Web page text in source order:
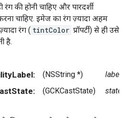
की होनी चाहिए और पारदर्शी
चाहिए. इमेज का रंग ज़्यादा अहम
रंग ( tintColor प्रॉपर्टी) से ही उसे
है.
(NSString *) label
(GCKCastState) state